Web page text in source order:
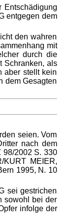
Entschädigung
entgegen dem
den wahren
mit
durch die
Schranken, als
aber stellt kein
dem Gesagten
seien. Vom
nach dem
98/2002 S. 330
KURT MEIER,
1995, N. 10
sei gestrichen
sowohl bei der
infolge der